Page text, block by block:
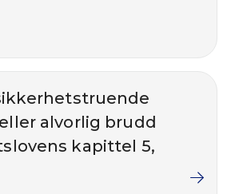
alvorlig brudd
kapittel 5,